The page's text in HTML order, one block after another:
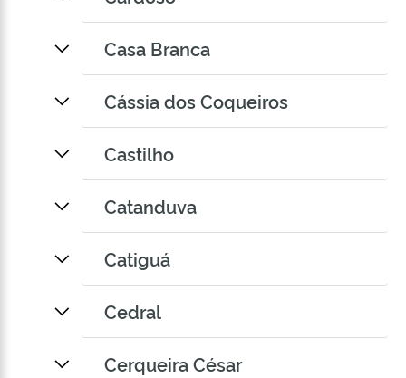
Casa Branca
Cássia dos Coqueiros
Castilho
Catanduva
Catiguá
Cedral
Cerqueira César